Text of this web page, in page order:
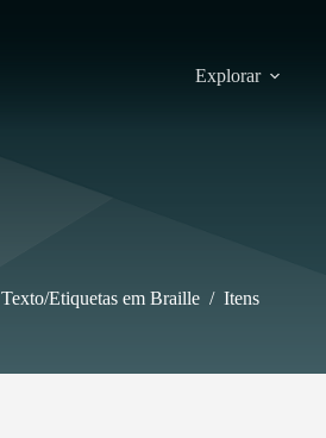
Explorar
Texto/Etiquetas em Braille / Itens